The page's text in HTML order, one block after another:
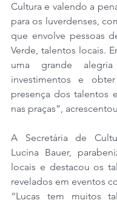
Cultura e valendo a
para os luverdenses,
que envolve pessoas
Verde, talentos locais.
uma grande
investimentos e
presença dos talentos
nas praças”,
A Secretária de
Lucina Bauer,
locais e destacou os
revelados em eventos
“Lucas tem muitos